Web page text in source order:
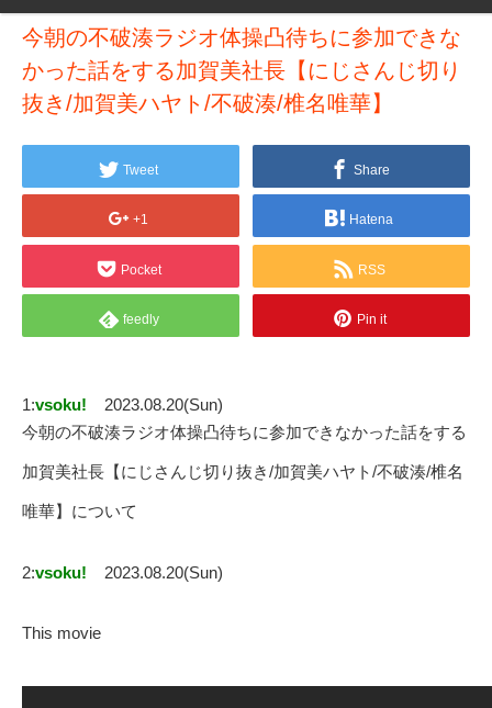
今朝の不破湊ラジオ体操凸待ちに参加できな
かった話をする加賀美社長【にじさんじ切り
抜き/加賀美ハヤト/不破湊/椎名唯華】
Tweet Share
+1 Hatena
Pocket RSS
feedly Pin it
1:vsoku!
2023.08.20(Sun)
今朝の不破湊ラジオ体操凸待ちに参加できなかった話をする
加賀美社長【にじさんじ切り抜き/加賀美ハヤト/不破湊/椎名
唯華】について
2:vsoku! 2023.08.20(Sun)
This movie